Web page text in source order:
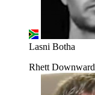
Lasni Botha
Rhett Downward